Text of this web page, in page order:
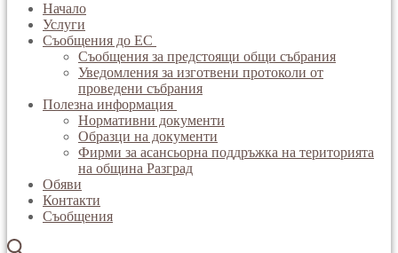
Начало
Услуги
Съобщения до ЕС
Съобщения за предстоящи общи събрания
Уведомления за изготвени протоколи от
проведени събрания
Полезна информация
Нормативни документи
Образци на документи
Фирми за асансьорна поддръжка на територията
на община Разград
Обяви
Контакти
Съобщения